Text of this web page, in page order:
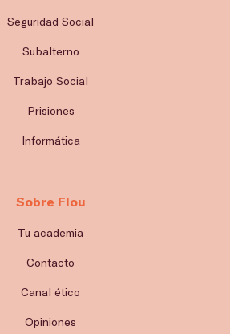
Seguridad Social
Subalterno
Trabajo Social
Prisiones
Informática
Sobre Flou
Tu academia
Contacto
Canal ético
Opiniones